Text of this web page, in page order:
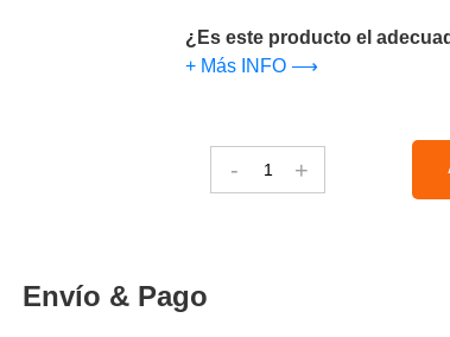
¿Es este producto el
+ Más INFO ⟶
- +
Envío & Pago